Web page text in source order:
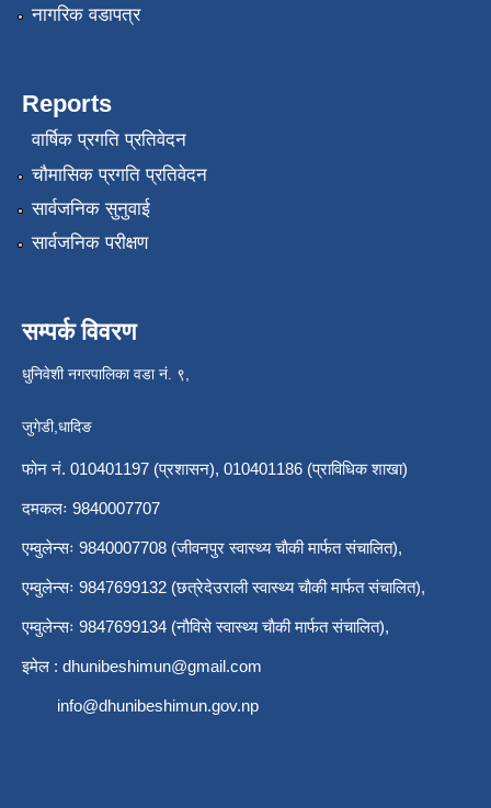
नागरिक वडापत्र
Reports
वार्षिक प्रगति प्रतिवेदन
चौमासिक प्रगति प्रतिवेदन
सार्वजनिक सुनुवाई
सार्वजनिक परीक्षण
सम्पर्क विवरण
धुनिवेशी नगरपालिका वडा नं. ९,
जुगेडी,धादिङ
फोन नं. 010401197 (प्रशासन), 010401186 (प्राविधिक शाखा)
दमकलः 9840007707
एम्वुलेन्सः 9840007708 (जीवनपुर स्वास्थ्य चाैकी मार्फत संचालित),
एम्वुलेन्सः 9847699132 (छत्रेदेउराली स्वास्थ्य चाैकी मार्फत संचालित),
एम्वुलेन्सः 9847699134 (नाैविसे स्वास्थ्य चाैकी मार्फत संचालित),
इमेल : dhunibeshimun@gmail.com
info@dhunibeshimun.gov.np